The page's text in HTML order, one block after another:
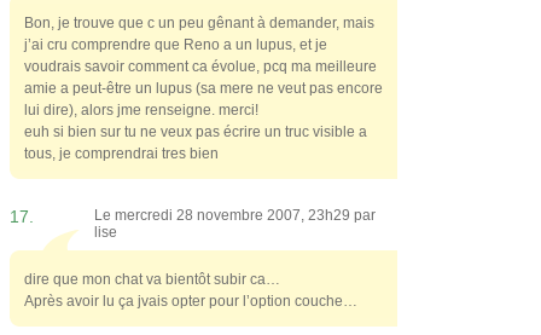
Bon, je trouve que c un peu gênant à demander, mais
j’ai cru comprendre que Reno a un lupus, et je
voudrais savoir comment ca évolue, pcq ma meilleure
amie a peut-être un lupus (sa mere ne veut pas encore
lui dire), alors jme renseigne. merci!
euh si bien sur tu ne veux pas écrire un truc visible a
tous, je comprendrai tres bien
17.
Le mercredi 28 novembre 2007, 23h29 par
lise
dire que mon chat va bientôt subir ca…
Après avoir lu ça jvais opter pour l’option couche…